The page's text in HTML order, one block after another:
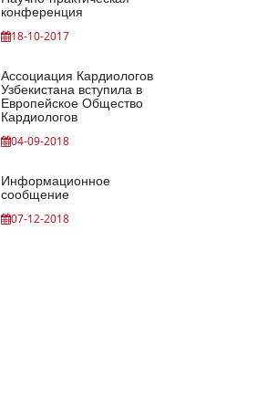
конференция
18-10-2017
Ассоциация Кардиологов
Узбекистана вступила в
Европейское Общество
Кардиологов
04-09-2018
Информационное
сообщение
07-12-2018